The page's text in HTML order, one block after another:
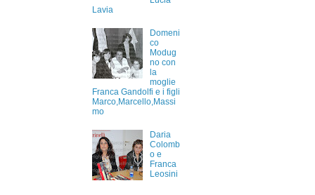
Lavia
Domeni
co
Modug
no con
la
moglie
Franca Gandolfi e i figli
Marco,Marcello,Massi
mo
Daria
Colomb
o e
Franca
Leosini